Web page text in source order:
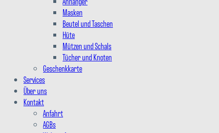
Masken
Beutel und Taschen
Hüte
Mützen und Schals
Tücher und Knoten
Geschenkkarte
Services
Über uns
Kontakt
Anfahrt
AGBs